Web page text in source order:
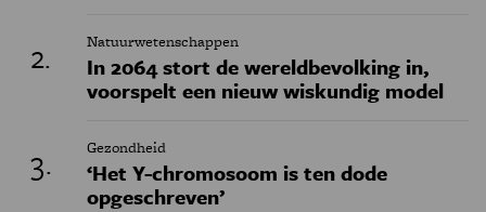
Natuurwetenschappen
In 2064 stort de wereldbevolking in,
voorspelt een nieuw wiskundig model
Gezondheid
‘Het Y-chromosoom is ten dode
opgeschreven’